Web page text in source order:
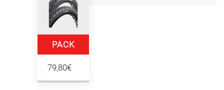
PACK
NEUMÁTICOS
TRIAL
79,80€